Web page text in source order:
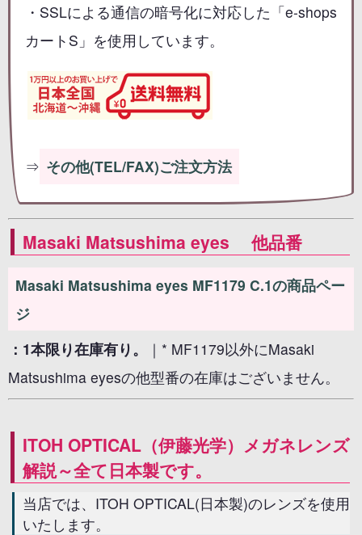
・SSLによる通信の暗号化に対応した「e-shops
カートS」を使用しています。
⇒ その他(TEL/FAX)ご注文方法
Masaki Matsushima eyes 他品番
Masaki Matsushima eyes MF1179 C.1の商品ペー
ジ
：1本限り在庫有り。
｜* MF1179以外にMasaki
Matsushima eyesの他型番の在庫はございません。
ITOH OPTICAL（伊藤光学）メガネレンズ
解説～全て日本製です。
当店では、ITOH OPTICAL(日本製)のレンズを使用
いたします。